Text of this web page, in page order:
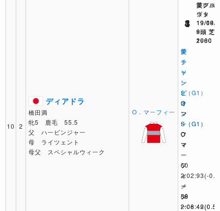
10 2
ディアドラ
橋田満
牝5 鹿毛 55.5
父 ハービンジャー
母 ライツェント
母父 スペシャルウィーク
O．マーフィー
3
英アス
ット
19/10/
9頭 芝
2000
英
チ
ャ
ン
ピ
オ
ン
S（G1）
O
マ
ー
フ
ィ
ー
58
2:08:42(0.5)
4
愛レパ
ズタ
19/09/
8頭 芝
2000
愛
チ
ャ
ン
ピ
オ
ン
S（G1）
O
マ
ー
フ
ィ
ー
59
2:06:49(0.5)
1
英グッ
ウッ
19/08/
9頭 芝
1980
ナ
ッ
ソ
ー
S（G1）
O
マ
ー
フ
ィ
ー
60
2:02:93(-
メ
ダ
ー